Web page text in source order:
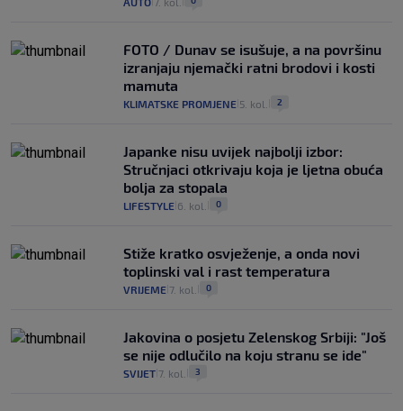
FOTO / Dunav se isušuje, a na površinu
izranjaju njemački ratni brodovi i kosti
mamuta
KLIMATSKE PROMJENE 5. kol. 2
Japanke nisu uvijek najbolji izbor:
Stručnjaci otkrivaju koja je ljetna obuća
bolja za stopala
LIFESTYLE 6. kol. 0
Stiže kratko osvježenje, a onda novi
toplinski val i rast temperatura
VRIJEME 7. kol. 0
Jakovina o posjetu Zelenskog Srbiji: "Još
se nije odlučilo na koju stranu se ide"
SVIJET 7. kol. 3